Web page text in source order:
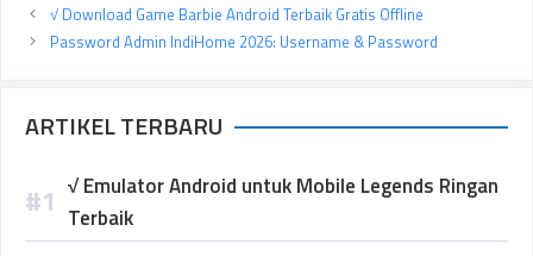
√ Download Game Barbie Android Terbaik Gratis Offline
Password Admin IndiHome 2026: Username & Password
ARTIKEL TERBARU
√ Emulator Android untuk Mobile Legends Ringan
Terbaik